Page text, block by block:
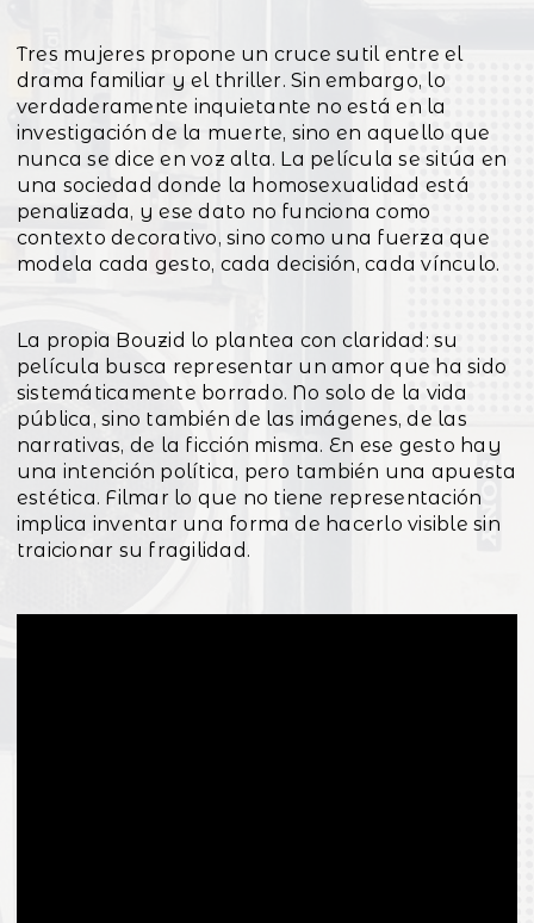
Tres mujeres propone un cruce sutil entre el
drama familiar y el thriller. Sin embargo, lo
verdaderamente inquietante no está en la
investigación de la muerte, sino en aquello que
nunca se dice en voz alta. La película se sitúa en
una sociedad donde la homosexualidad está
penalizada, y ese dato no funciona como
contexto decorativo, sino como una fuerza que
modela cada gesto, cada decisión, cada vínculo.
La propia Bouzid lo plantea con claridad: su
película busca representar un amor que ha sido
sistemáticamente borrado. No solo de la vida
pública, sino también de las imágenes, de las
narrativas, de la ficción misma. En ese gesto hay
una intención política, pero también una apuesta
estética. Filmar lo que no tiene representación
implica inventar una forma de hacerlo visible sin
traicionar su fragilidad.